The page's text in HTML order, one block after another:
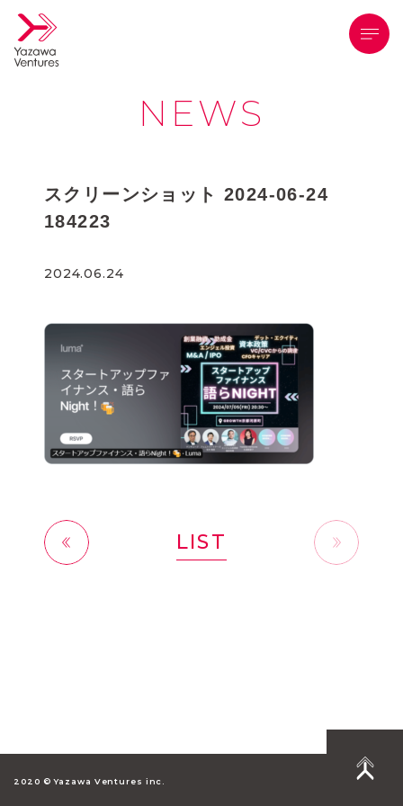
NEWS
スクリーンショット 2024-06-24
184223
2024.06.24
前へ LIST
2020 © Yazawa Ventures inc.
メニ